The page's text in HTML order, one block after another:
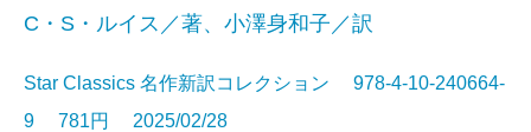
C・S・ルイス／著、小澤身和子／訳
Star Classics 名作新訳コレクション 978-4-10-240664-
9 781円 2025/02/28